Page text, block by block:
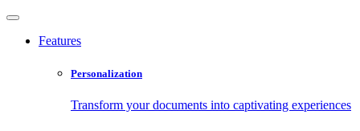
Features
Personalization
Transform your documents into captivating experiences